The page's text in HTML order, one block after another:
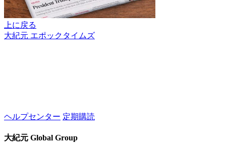
上に戻る
大紀元 エポックタイムズ
ヘルプセンター 定期購読
大紀元 Global Group